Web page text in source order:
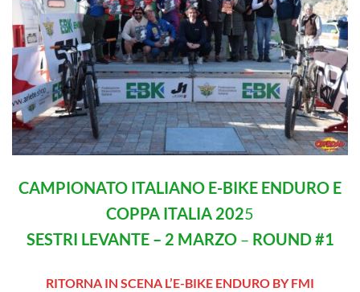
CAMPIONATO ITALIANO E-BIKE ENDURO E
COPPA ITALIA 2025
SESTRI LEVANTE – 2 MARZO– ROUND #1
RITORNA IN SCENA L’E-BIKE ENDURO BY FMI